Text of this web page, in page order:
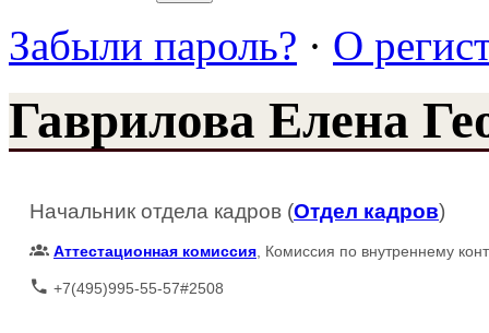
Забыли пароль? · О
Гаврилова Елена
Начальник отдела кадров (Отдел кадров)
Аттестационная комиссия, Комиссия по внутреннему
+7(495)995-55-57#2508